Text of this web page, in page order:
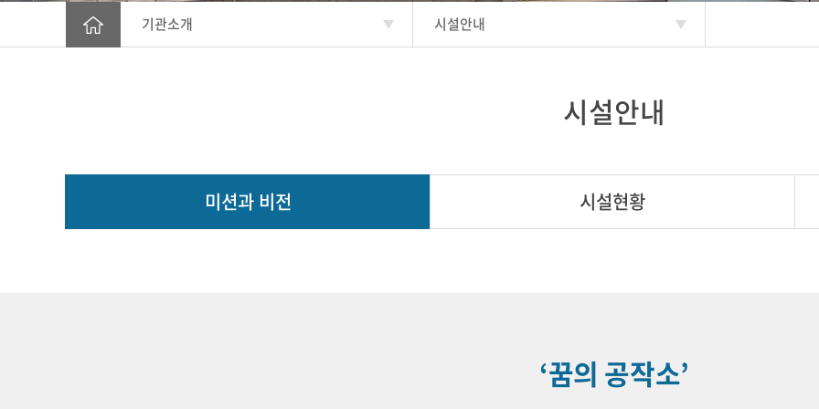
기관소개 시설안내
시설안내
미션과 비전 시설현황
‘꿈의 공작소’